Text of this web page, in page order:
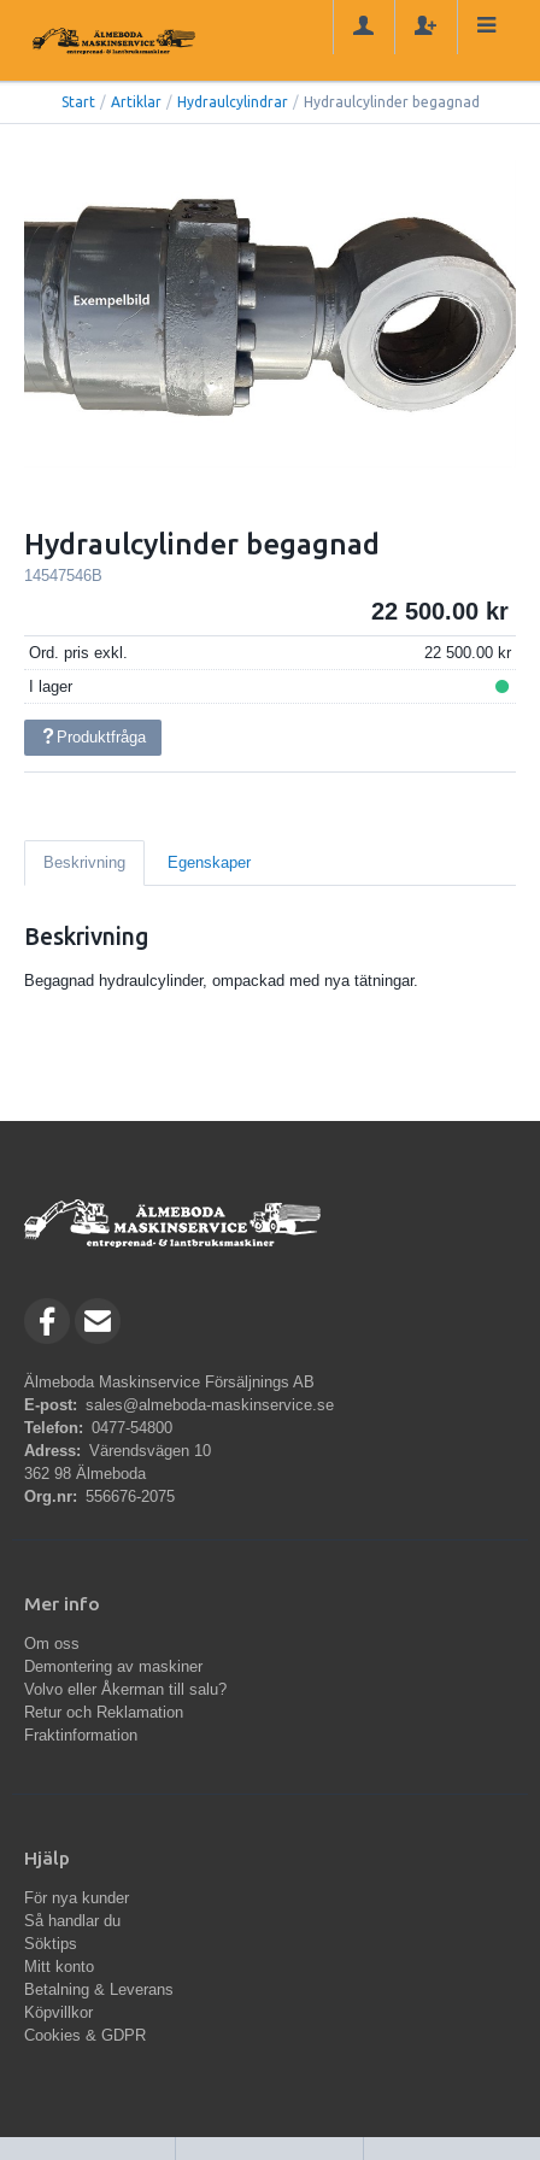
Start / Artiklar / Hydraulcylindrar / Hydraulcylinder begagnad
Hydraulcylinder begagnad
14547546B
22 500.00
Ord. pris exkl.
22 500.00
I lager
Produktfråga
Beskrivning Egenskaper
Beskrivning
Begagnad hydraulcylinder, ompackad med nya tätningar.
Älmeboda Maskinservice Försäljnings AB
E-post: sales@almeboda-maskinservice.se
Telefon: 0477-54800
Adress: Värendsvägen 10
362 98 Älmeboda
Org.nr: 556676-2075
Mer info
Om oss
Demontering av maskiner
Volvo eller Åkerman till salu?
Retur och Reklamation
Fraktinformation
Hjälp
För nya kunder
Så handlar du
Söktips
Mitt konto
Betalning & Leverans
Köpvillkor
Cookies & GDPR